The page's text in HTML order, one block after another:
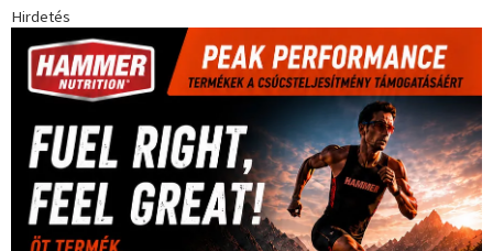
(181)Jégkorong(148)kajakkenu(138)karate(168)kickbox(204)
kosárlabda(166)kézilabda(448)Lewis Hamilton(168) magyar
labdarúgóválogatott
(148) Mercedes (244)motorsport(153)Opel
Dakar Team(132)Rali Világbajnokság(122)Rendezvény(142)rio
Sportime Magazin(128) szabadidősport
(316) Szalay Balázs (126)tenisz(416)táplálkozás(155)utazás
(126) Video(247)világbajnokság (162)Világkupa(129)vitorlázás
(222)vívás(174) vízilabda(197) Érdi Mária(130)életmód(416)
úszás(361)